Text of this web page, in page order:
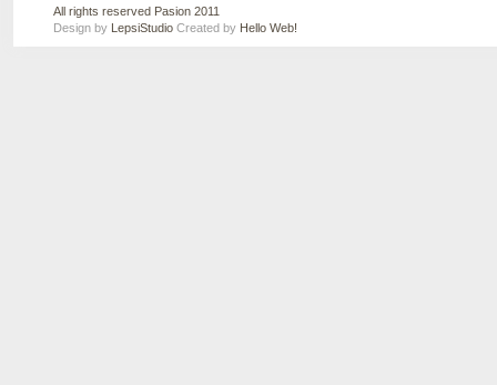
All rights reserved Pasion 2011
Design by LepsiStudio Created by Hello Web!